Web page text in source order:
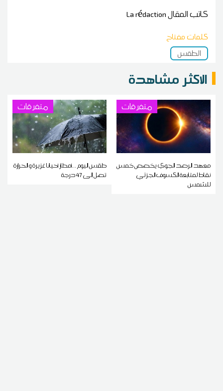
كاتب المقالLa rédaction
كلمات مفتاح
الطقس
الاكثر مشاهدة
متفرقات
معهد الرصد الجوي يخصص خمس
نقاط لمتابعة الكسوف الجزئي
للشمس
متفرقات
طقس اليوم ...أمطار أحيانا غزيرة و الحرارة
تصل إلى 47 درجة